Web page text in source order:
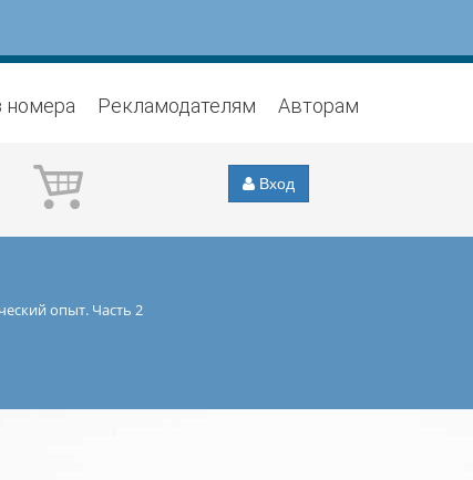
номера Рекламодателям Авторам
Вход
опыт. Часть 2